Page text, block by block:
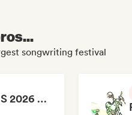
songwriting festival
RAP FRANÇAIS 2026 🔥🇫🇷 (Way Records)